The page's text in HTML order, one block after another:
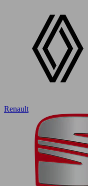
Renault